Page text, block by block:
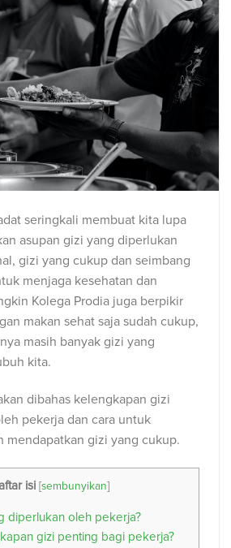
seringkali membuat kita lupa
asupan gizi yang diperlukan
gizi yang cukup dan seimbang
menjaga kesehatan dan
Kolega Prodia juga berpikir
makan sehat saja sudah cukup,
masih banyak gizi yang
kita.
dibahas kelengkapan gizi
pekerja dan cara untuk
mendapatkan gizi yang cukup.
isi [sembunyikan]
diperlukan oleh pekerja?
gizi penting bagi pekerja?